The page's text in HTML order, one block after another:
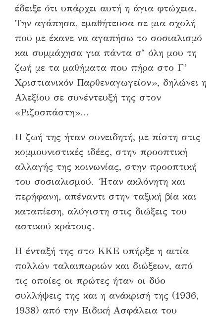
έδειξε ότι υπάρχει αυτή η άγια φτώχεια.
Την αγάπησα, εμαθήτευσα σε μια σχολή
που με έκανε να αγαπήσω το σοσιαλισμό
και συμμάχησα για πάντα σ’ όλη μου τη
ζωή με τα μαθήματα που πήρα στο Γ’
Χριστιανικόν Παρθεναγωγείον», δηλώνει η
Αλεξίου σε συνέντευξή της στον
«Ριζοσπάστη»…
Η ζωή της ήταν συνειδητή, με πίστη στις
κομμουνιστικές ιδέες, στην προοπτική
αλλαγής της κοινωνίας, στην προοπτική
του σοσιαλισμού. Ήταν ακλόνητη και
περήφανη, απέναντι στην ταξική βία και
καταπίεση, αλύγιστη στις διώξεις του
αστικού κράτους.
Η ένταξή της στο ΚΚΕ υπήρξε η αιτία
πολλών ταλαιπωριών και διώξεων, από
τις οποίες οι πρώτες ήταν οι δύο
συλλήψεις της και η ανάκρισή της (1936,
1938) από την Ειδική Ασφάλεια του